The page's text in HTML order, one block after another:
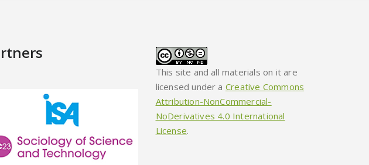
This site and all materials on it are
licensed under a Creative Commons
Attribution-NonCommercial-
NoDerivatives 4.0 International
License.